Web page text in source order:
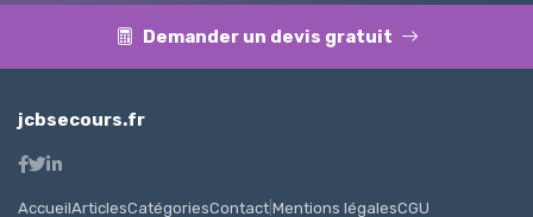
Demander un devis gratuit
jcbsecours.fr
AccueilArticlesCatégoriesContact Mentions légalesCGU